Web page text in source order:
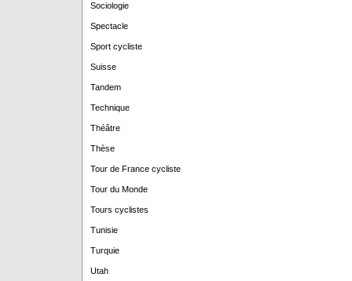
Sociologie
Spectacle
Sport cycliste
Suisse
Tandem
Technique
Théâtre
Thèse
Tour de France cycliste
Tour du Monde
Tours cyclistes
Tunisie
Turquie
Utah